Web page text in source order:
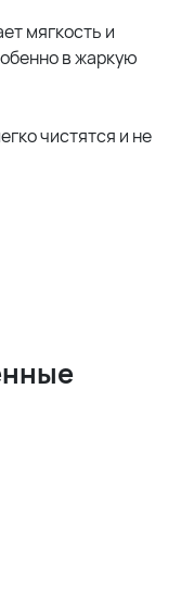
мягкость и
в жаркую
чистятся и не